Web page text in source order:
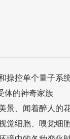
控单个量子系统
的神奇家族
、闻着醉人的花
觉细胞、嗅觉细